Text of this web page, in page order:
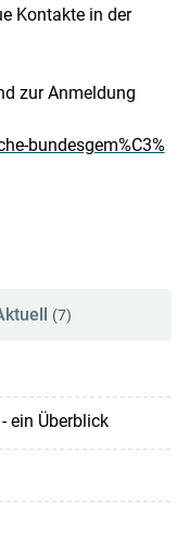
Kontakte in der
zur Anmeldung
bundesgem%C3%
(7)
ein Überblick